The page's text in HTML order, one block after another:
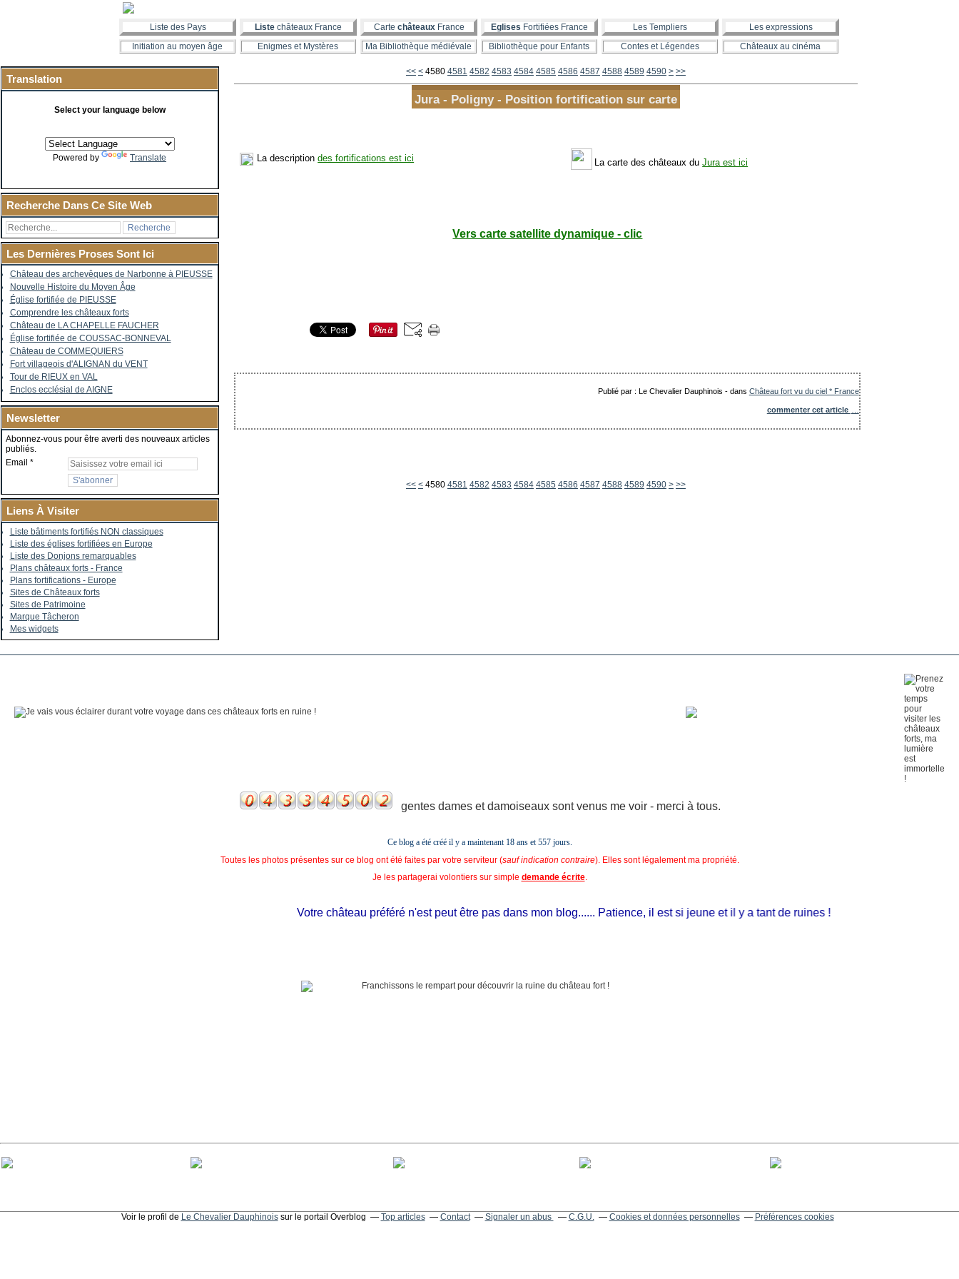
Liste des Pays Liste châteaux France Carte châteauxFrance Eglises Fortifiées France Les Templiers
Les expressions
Initiation au moyen âge
Enigmes et Mystères Ma Bibliothèque médiévale Bibliothèque pour Enfants Contes et Légendes Châteaux au cinéma
Translation
Select your language below
Powered by Translate
Recherche Dans Ce Site Web
Les Dernières Proses Sont Ici
Château des archevêques de Narbonne à PIEUSSE
Nouvelle Histoire du Moyen Âge
Église fortifiée de PIEUSSE
Comprendre les châteaux forts
Château de LA CHAPELLE FAUCHER
Église fortifiée de COUSSAC-BONNEVAL
Château de COMMEQUIERS
Fort villageois d'ALIGNAN du VENT
Tour de RIEUX en VAL
Enclos ecclésial de AIGNE
Newsletter
Abonnez-vous pour être averti des nouveaux articles
publiés.
Email
Liens À Visiter
Liste bâtiments fortifiés NON classiques
Liste des églises fortifiées en Europe
Liste des Donjons remarquables
Plans châteaux forts - France
Plans fortifications - Europe
Sites de Châteaux forts
Sites de Patrimoine
Marque Tâcheron
Mes widgets
<< < 4500
4510
4520
4530
4540
4550
4560
4570
4580 4581 4582 4583 4584 4585 4586 4587 4588 4589 4590 4600
4700
4800
4900
5000
5100
5200
5300
5400
5500
5600
> >>
Jura - Poligny - Position fortification sur carte
La descriptiondes fortifications est ici La carte des châteaux duJura est ici
Vers carte satellite dynamique - clic
Publié par : Le Chevalier Dauphinois -dans Château fort vu du ciel * France
commenter cet article
<< < 4500
4510
4520
4530
4540
4550
4560
4570
4580 4581 4582 4583 4584 4585 4586 4587 4588 4589 4590 4600
4700
4800
4900
5000
5100
5200
5300
5400
5500
5600
> >>
gentes dames et damoiseaux sont venus me voir - merci à tous.
Ce blog a été créé il y a maintenant 18 ans et557 jours.
Toutes les photos présentes sur ce blog ont été faites par votre serviteur (sauf indication contraire). Elles sont légalement ma propriété.
Je les partagerai volontiers sur simple demande écrite.
Votre château préféré n'est peut être pas dans mon blog...... Patience, il est si jeune et il y a tant de ruines !
Voir le profil de Le Chevalier Dauphinoissur le portail Overblog Top articles Contact Signaler un abus C.G.U. Cookies et données personnelles Préférences cookies